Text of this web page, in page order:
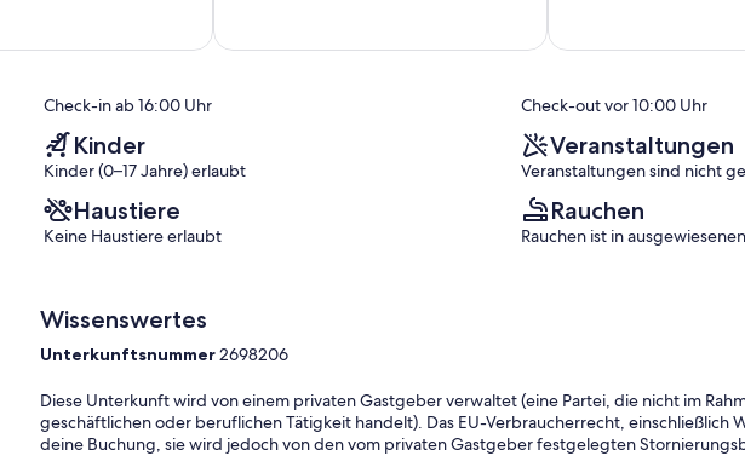
Check-in ab 16:00 Uhr Check-out vor 10:00 Uhr
Kinder
Kinder (0–17 Jahre) erlaubt
Veranstaltungen
Veranstaltungen sind nicht
Haustiere
Keine Haustiere erlaubt
Rauchen
Rauchen ist in
Wissenswertes
Unterkunftsnummer2698206
Diese Unterkunft wird von einem privaten Gastgeber verwaltet (eine Partei, die nicht im
geschäftlichen oder beruflichen Tätigkeit handelt). Das EU-Verbraucherrecht, einschließlich
deine Buchung, sie wird jedoch von den vom privaten Gastgeber festgelegten